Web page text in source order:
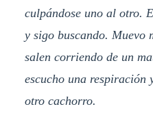
culpándose uno al otro.
y sigo buscando. Muevo
salen corriendo de un
escucho una respiración
otro cachorro.